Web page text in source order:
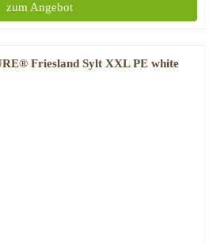
zum Angebot
Friesland Sylt XXL PE white